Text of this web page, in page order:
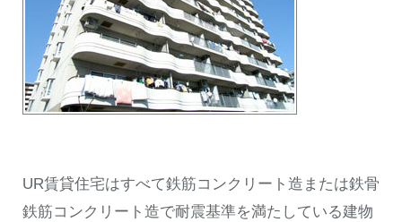
UR賃貸住宅はすべて鉄筋コンクリート造または鉄骨
鉄筋コンクリート造で耐震基準を満たしている建物